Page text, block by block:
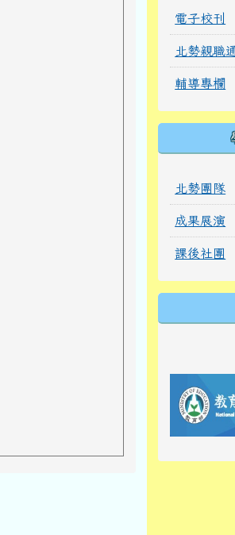
電子校刊
北勢親職
輔導專欄
北勢團隊
成果展演
課後社團